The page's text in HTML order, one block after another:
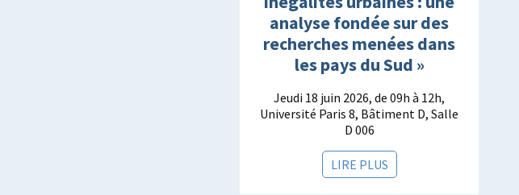
analyse fondée sur des
recherches menées dans
les pays du Sud »
Jeudi 18 juin 2026, de 09h à 12h,
Université Paris 8, Bâtiment D, Salle
D 006
LIRE PLUS